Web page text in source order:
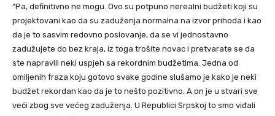
“Pa, definitivno ne mogu. Ovo su potpuno nerealni budžeti koji su
projektovani kao da su zaduženja normalna na izvor prihoda i kao
da je to sasvim redovno poslovanje, da se vi jednostavno
zadužujete do bez kraja, iz toga trošite novac i pretvarate se da
ste napravili neki uspjeh sa rekordnim budžetima. Jedna od
omiljenih fraza koju gotovo svake godine slušamo je kako je neki
budžet rekordan kao da je to nešto pozitivno. A on je u stvari sve
veći zbog sve većeg zaduženja. U Republici Srpskoj to smo viđali